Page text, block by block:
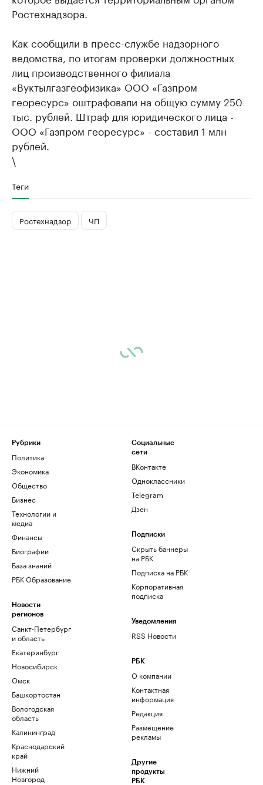
Ростехнадзора.
Как сообщили в пресс-службе надзорного
ведомства, по итогам проверки должностных
лиц производственного филиала
«Вуктылгазгеофизика» ООО «Газпром
георесурс» оштрафовали на общую сумму 250
тыс. рублей. Штраф для юридического лица -
ООО «Газпром георесурс» - составил 1 млн
рублей.
\
Теги
Ростехнадзор ЧП
Рубрики
Политика
Экономика
Общество
Бизнес
Технологии и
медиа
Финансы
Биографии
База знаний
РБК Образование
Новости
регионов
Санкт-Петербург
и область
Екатеринбург
Новосибирск
Омск
Башкортостан
Вологодская
область
Калининград
Краснодарский
край
Нижний
Новгород
Социальные
сети
ВКонтакте
Одноклассники
Telegram
Дзен
Подписки
Скрыть баннеры
на РБК
Подписка на РБК
Корпоративная
подписка
Уведомления
RSS Новости
РБК
О компании
Контактная
информация
Редакция
Размещение
рекламы
Другие
продукты
РБК